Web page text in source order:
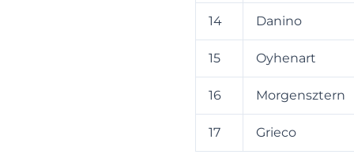
14 Danino
15 Oyhenart
16 Morgensztern
17 Grieco